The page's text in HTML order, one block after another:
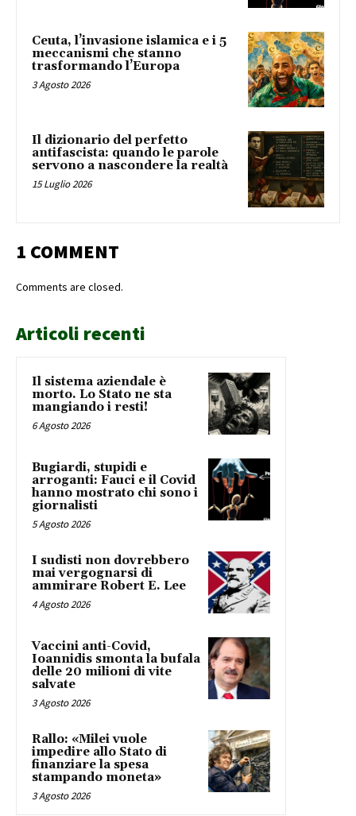
Ceuta, l’invasione islamica e i 5
meccanismi che stanno
trasformando l’Europa
3 Agosto 2026
Il dizionario del perfetto
antifascista: quando le parole
servono a nascondere la realtà
15 Luglio 2026
1 COMMENT
Comments are closed.
Articoli recenti
Il sistema aziendale è
morto. Lo Stato ne sta
mangiando i resti!
6 Agosto 2026
Bugiardi, stupidi e
arroganti: Fauci e il Covid
hanno mostrato chi sono i
giornalisti
5 Agosto 2026
I sudisti non dovrebbero
mai vergognarsi di
ammirare Robert E. Lee
4 Agosto 2026
Vaccini anti-Covid,
Ioannidis smonta la bufala
delle 20 milioni di vite
salvate
3 Agosto 2026
Rallo: «Milei vuole
impedire allo Stato di
finanziare la spesa
stampando moneta»
3 Agosto 2026